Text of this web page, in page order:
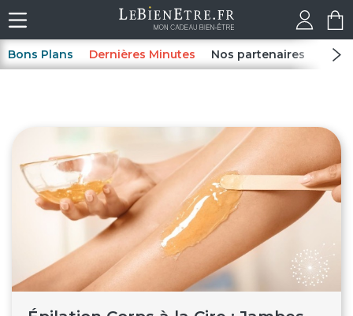
Bons Plans Dernières Minutes Nos partenaires Spas